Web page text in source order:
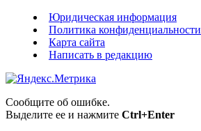
Юридическая информация
Политика конфиденциальности
Карта сайта
Написать в редакцию
Сообщите об ошибке.
Выделите ее и нажмите Ctrl+Enter